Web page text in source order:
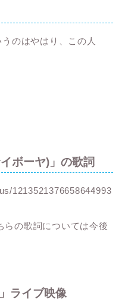
のはやはり、この人
ボーヤ)」の歌詞
1213521376658644993
らの歌詞については今後
ライブ映像